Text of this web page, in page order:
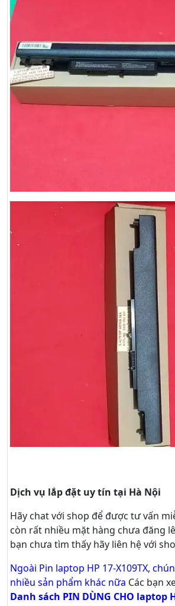
Dịch vụ lắp đặt uy tín tại Hà Nội
Hãy chatvới shop để được tư vấn
còn rất nhiều mặt hàng chưa đăng
bạn chưa tìm thấy hãy liên hệ với
Ngoài Pin laptop HP 17-X109TX,
nhiều sản phẩm khác nữa Các bạn
Danh sách PIN DÙNG CHO laptop